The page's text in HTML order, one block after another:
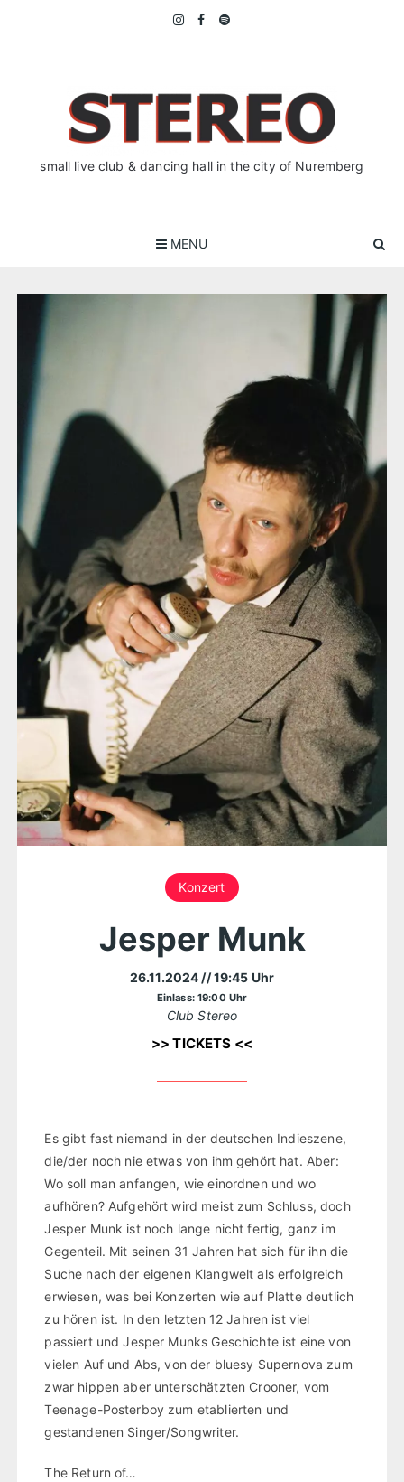
small live club & dancing hall in the city of Nuremberg
MENU
Konzert
Jesper Munk
26.11.2024 // 19:45 Uhr
Einlass: 19:00 Uhr
Club Stereo
>> TICKETS <<
Es gibt fast niemand in der deutschen Indieszene,
die/der noch nie etwas von ihm gehört hat. Aber:
Wo soll man anfangen, wie einordnen und wo
aufhören? Aufgehört wird meist zum Schluss, doch
Jesper Munk ist noch lange nicht fertig, ganz im
Gegenteil. Mit seinen 31 Jahren hat sich für ihn die
Suche nach der eigenen Klangwelt als erfolgreich
erwiesen, was bei Konzerten wie auf Platte deutlich
zu hören ist. In den letzten 12 Jahren ist viel
passiert und Jesper Munks Geschichte ist eine von
vielen Auf und Abs, von der bluesy Supernova zum
zwar hippen aber unterschätzten Crooner, vom
Teenage-Posterboy zum etablierten und
gestandenen Singer/Songwriter.
The Return of…